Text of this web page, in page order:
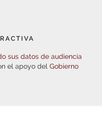
sus datos de audiencia
el apoyo del Gobierno